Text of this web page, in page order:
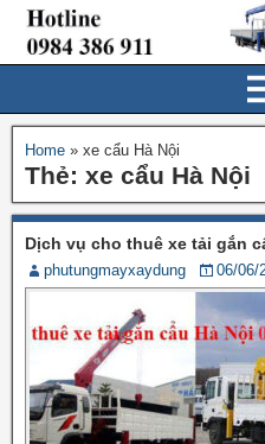
Home » xe cẩu Hà Nội
Thẻ: xe cẩu Hà Nội
Dịch vụ cho thuê xe tải gắn
phutungmayxaydung 06/06/